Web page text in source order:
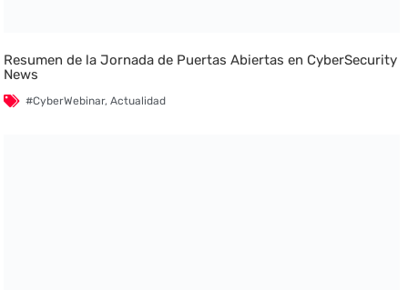
Resumen de la Jornada de Puertas Abiertas en CyberSecurity
News
#CyberWebinar,Actualidad